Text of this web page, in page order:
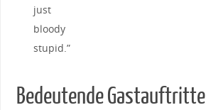
just
bloody
stupid.”
Bedeutende Gastauftritte